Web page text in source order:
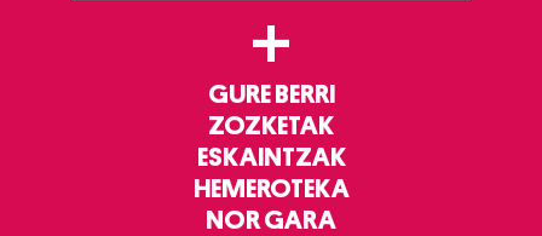
+
GURE BERRI
ZOZKETAK
ESKAINTZAK
HEMEROTEKA
NOR GARA